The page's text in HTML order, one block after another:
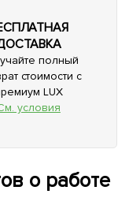
полный
стоимости с
LUX
условия
о работе